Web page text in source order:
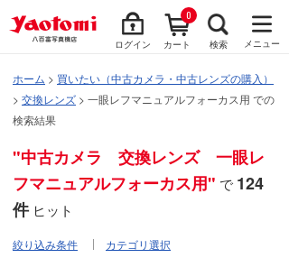
ログイン カート
0
検索 メニュー
ホーム > 買いたい（中古カメラ・中古レンズの購入）
> 交換レンズ > 一眼レフマニュアルフォーカス用 での
検索結果
"中古カメラ 交換レンズ 一眼レ
フマニュアルフォーカス用" で 124
件ヒット
絞り込み条件 カテゴリ選択